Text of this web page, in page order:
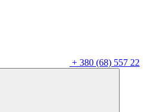
+ 380 (68) 557 22